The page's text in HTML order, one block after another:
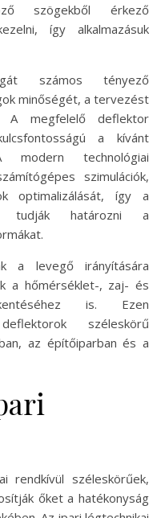
szögekből érkező
így alkalmazásuk
számos tényező
minőségét, a tervezést
A megfelelő deflektor
a kívánt
modern technológiai
szimulációk,
optimalizálását, így a
tudják határozni a
a levegő irányítására
a hőmérséklet-, zaj- és
is. Ezen
széleskörű
az építőiparban és a
rendkívül széleskörűek,
őket a hatékonyság